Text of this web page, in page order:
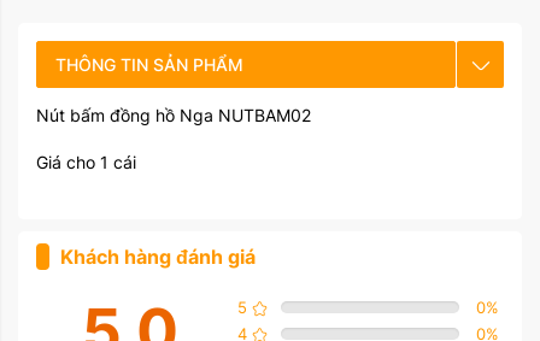
THÔNG TIN SẢN PHẨM
CHẾ ĐỘ BẢO HÀNH
Nút bấm đồng hồ Nga NUTBAM02
Giá cho 1 cái
Khách hàng đánh giá
5 0%
4
0%